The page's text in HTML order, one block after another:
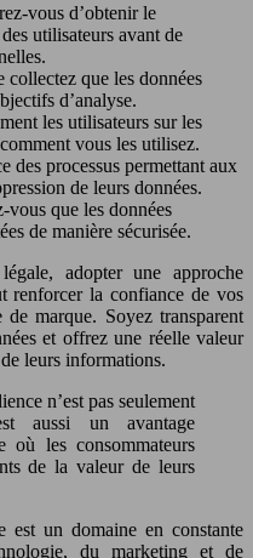
vous d’obtenir le
utilisateurs avant de
que les données
d’analyse.
les utilisateurs sur les
vous les utilisez.
des processus permettant aux
de leurs données.
vous que les données
de manière sécurisée.
adopter une approche
renforcer la confiance de vos
marque. Soyez transparent
et offrez une réelle valeur
leurs informations.
aussi un avantage
où les consommateurs
de la valeur de leurs
est un domaine en constante
du marketing et de